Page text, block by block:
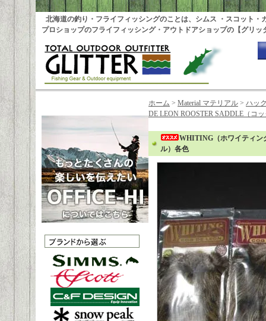
北海道の釣り・フライフィッシングのことは、シムス ・スコット・
プロショップのフライフィッシング・アウトドアショップの【グリッ
ホーム > Material マテリアル > ハッ
DE LEON ROOSTER SADDLE（コ
WHITING（ホワイティン
ル）各色